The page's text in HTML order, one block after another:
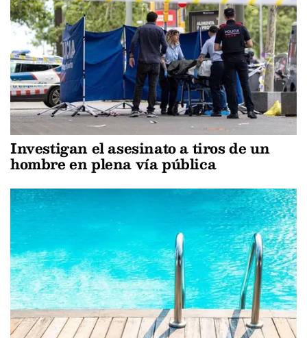
Investigan el asesinato a tiros de un
hombre en plena vía pública